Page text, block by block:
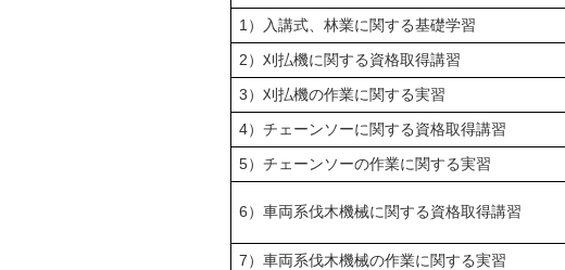
1）入講式、林業に関する基礎学習
2）刈払機に関する資格取得講習
3）刈払機の作業に関する実習
4）チェーンソーに関する資格取得講習
5）チェーンソーの作業に関する実習
6）車両系伐木機械に関する資格取得講習
7）車両系伐木機械の作業に関する実習